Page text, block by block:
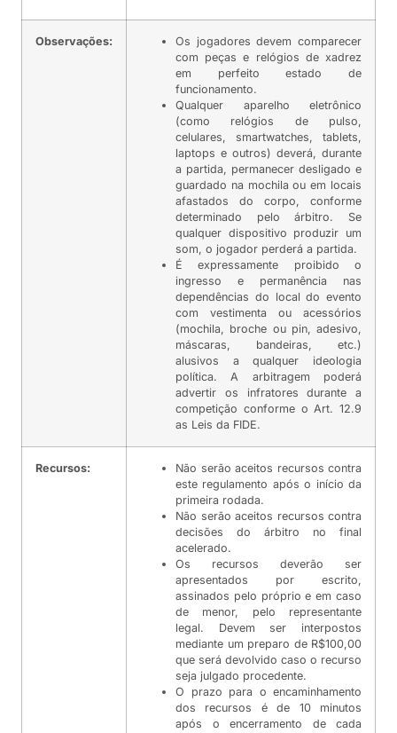
Observações:
Os jogadores devem comparecer
com peças e relógios de xadrez
em perfeito estado de
funcionamento.
Qualquer aparelho eletrônico
(como relógios de pulso,
celulares, smartwatches, tablets,
laptops e outros) deverá, durante
a partida, permanecer desligado e
guardado na mochila ou em locais
afastados do corpo, conforme
determinado pelo árbitro. Se
qualquer dispositivo produzir um
som, o jogador perderá a partida.
É expressamente proibido o
ingresso e permanência nas
dependências do local do evento
com vestimenta ou acessórios
(mochila, broche ou pin, adesivo,
máscaras, bandeiras, etc.)
alusivos a qualquer ideologia
política. A arbitragem poderá
advertir os infratores durante a
competição conforme o Art. 12.9
as Leis da FIDE.
Recursos:
Não serão aceitos recursos contra
este regulamento após o início da
primeira rodada.
Não serão aceitos recursos contra
decisões do árbitro no final
acelerado.
Os recursos deverão ser
apresentados por escrito,
assinados pelo próprio e em caso
de menor, pelo representante
legal. Devem ser interpostos
mediante um preparo de R$100,00
que será devolvido caso o recurso
seja julgado procedente.
O prazo para o encaminhamento
dos recursos é de 10 minutos
após o encerramento de cada